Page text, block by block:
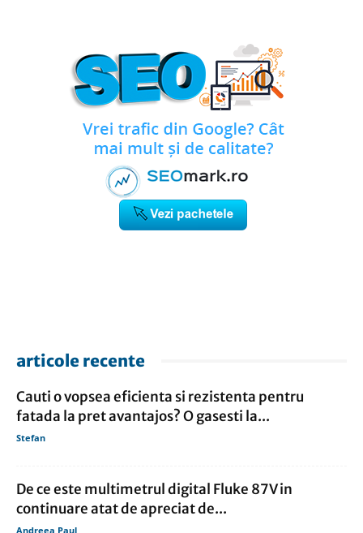
articole recente
Cauti o vopsea eficienta si rezistenta pentru
fatada la pret avantajos? O gasesti la...
Stefan
De ce este multimetrul digital Fluke 87 V in
continuare atat de apreciat de...
Andreea Paul